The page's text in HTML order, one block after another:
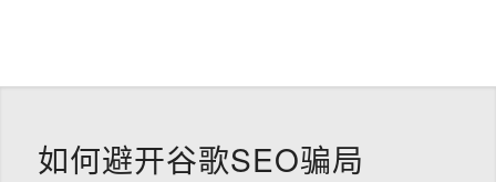
如何避开谷歌SEO骗局